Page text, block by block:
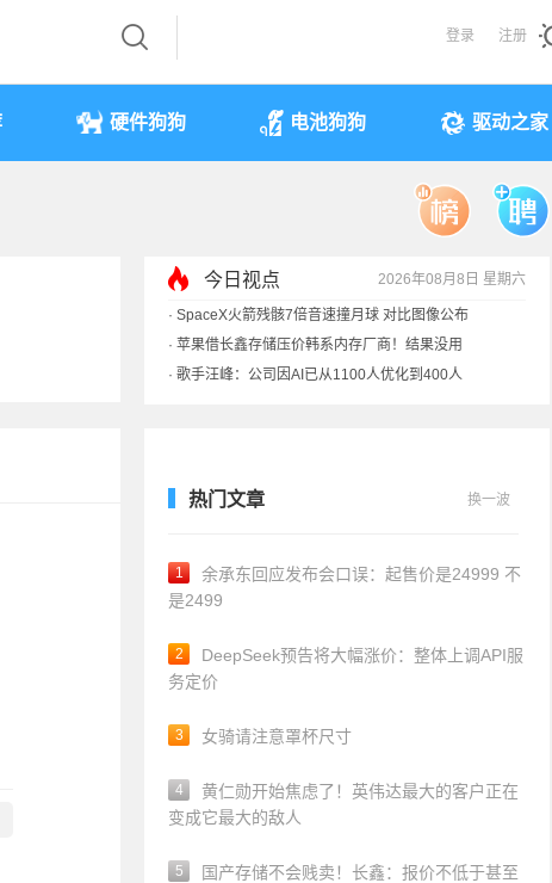
登录 注册
硬件狗狗 电池狗狗 驱动之家
今日视点
2026年08月8日 星期六
苹果借长鑫存储压价韩系内存厂商！结果没用
热门文章 换一波
1
余承东回应发布会口误：起售价是24999 不
是2499
2
DeepSeek预告将大幅涨价：整体上调API服
务定价
3 女骑请注意罩杯尺寸
4
黄仁勋开始焦虑了！英伟达最大的客户正在
变成它最大的敌人
5
国产存储不会贱卖！长鑫：报价不低于甚至